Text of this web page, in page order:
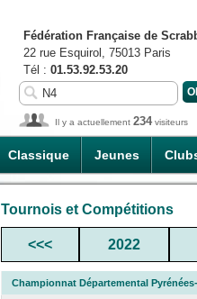
Classique Jeunes
Fédération Française de
22 rue Esquirol, 75013 Paris
Tél : 01.53.92.53.20
Il y a actuellement 234visiteurs
Tournois et Compétitions
<<< 2022
Championnat Départemental